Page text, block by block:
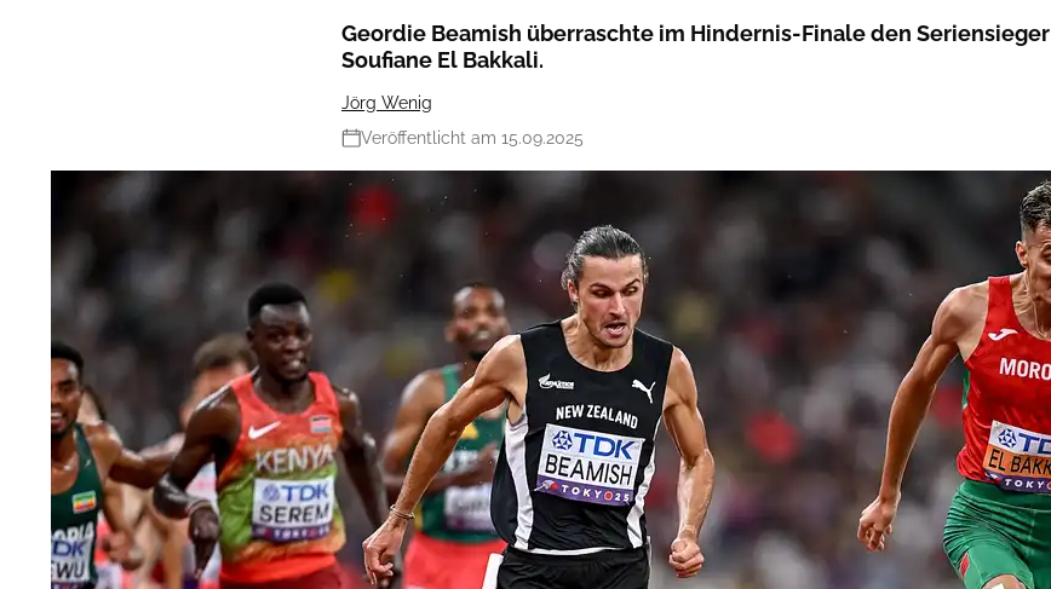
Geordie Beamish überraschte im Hindernis-Finale den Seriensieger
Soufiane El Bakkali.
Jörg Wenig
Veröffentlicht am 15.09.2025